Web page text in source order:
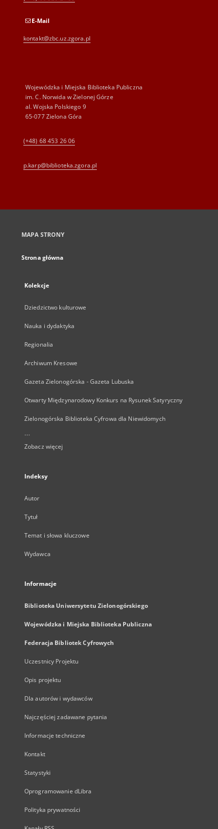
E-Mail
kontakt@zbc.uz.zgora.pl
Wojewódzka i Miejska Biblioteka Publiczna
im. C. Norwida w Zielonej Górze
al. Wojska Polskiego 9
65-077 Zielona Góra
(+48) 68 453 26 06
p.karp@biblioteka.zgora.pl
MAPA STRONY
Strona główna
Kolekcje
Dziedzictwo kulturowe
Nauka i dydaktyka
Regionalia
Archiwum Kresowe
Gazeta Zielonogórska - Gazeta Lubuska
Otwarty Międzynarodowy Konkurs na Rysunek Satyryczny
Zielonogórska Biblioteka Cyfrowa dla Niewidomych
...
Zobacz więcej
Indeksy
Autor
Tytuł
Temat i słowa kluczowe
Wydawca
Informacje
Biblioteka Uniwersytetu Zielonogórskiego
Wojewódzka i Miejska Biblioteka Publiczna
Federacja Bibliotek Cyfrowych
Uczestnicy Projektu
Opis projektu
Dla autorów i wydawców
Najczęściej zadawane pytania
Informacje techniczne
Kontakt
Statystyki
Oprogramowanie dLibra
Polityka prywatności